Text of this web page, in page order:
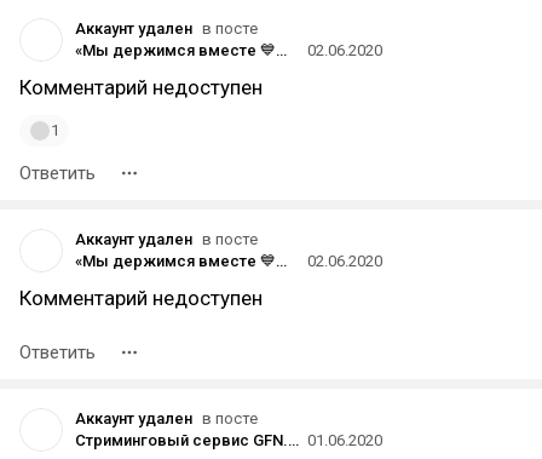
Аккаунт удален в посте
«Мы держимся вместе 💙💚»: Microsoft поддержала Sony в соцсетях
02.06.2020
Комментарий недоступен
1
Ответить
Аккаунт удален в посте
«Мы держимся вместе 💙💚»: Microsoft поддержала Sony в соцсетях
02.06.2020
Комментарий недоступен
Ответить
Аккаунт удален в посте
Стриминговый сервис GFN.RU продлил бесплатный период до 31 августа 01.06.2020